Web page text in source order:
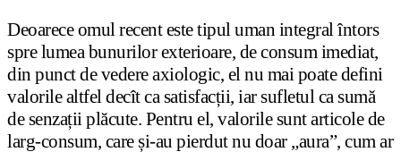
Deoarece omul recent este tipul uman integral întors
spre lumea bunurilor exterioare, de consum imediat,
din punct de vedere axiologic, el nu mai poate defini
valorile altfel decît ca satisfacții, iar sufletul ca sumă
de senzații plăcute. Pentru el, valorile sunt articole de
larg-consum, care și-au pierdut nu doar „aura”, cum ar